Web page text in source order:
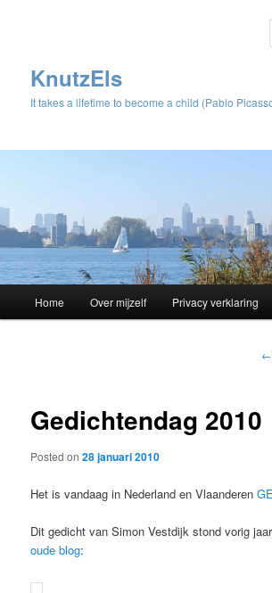
KnutzEls
It takes a lifetime to become a child (Pablo
Skip
content
Home Over mijzelf Privacy verklaring
←
Gedichtendag 2010
Posted on28 januari 2010
Het is vandaag in Nederland en Vlaanderen
Dit gedicht van Simon Vestdijk stond vorig
oude blog: